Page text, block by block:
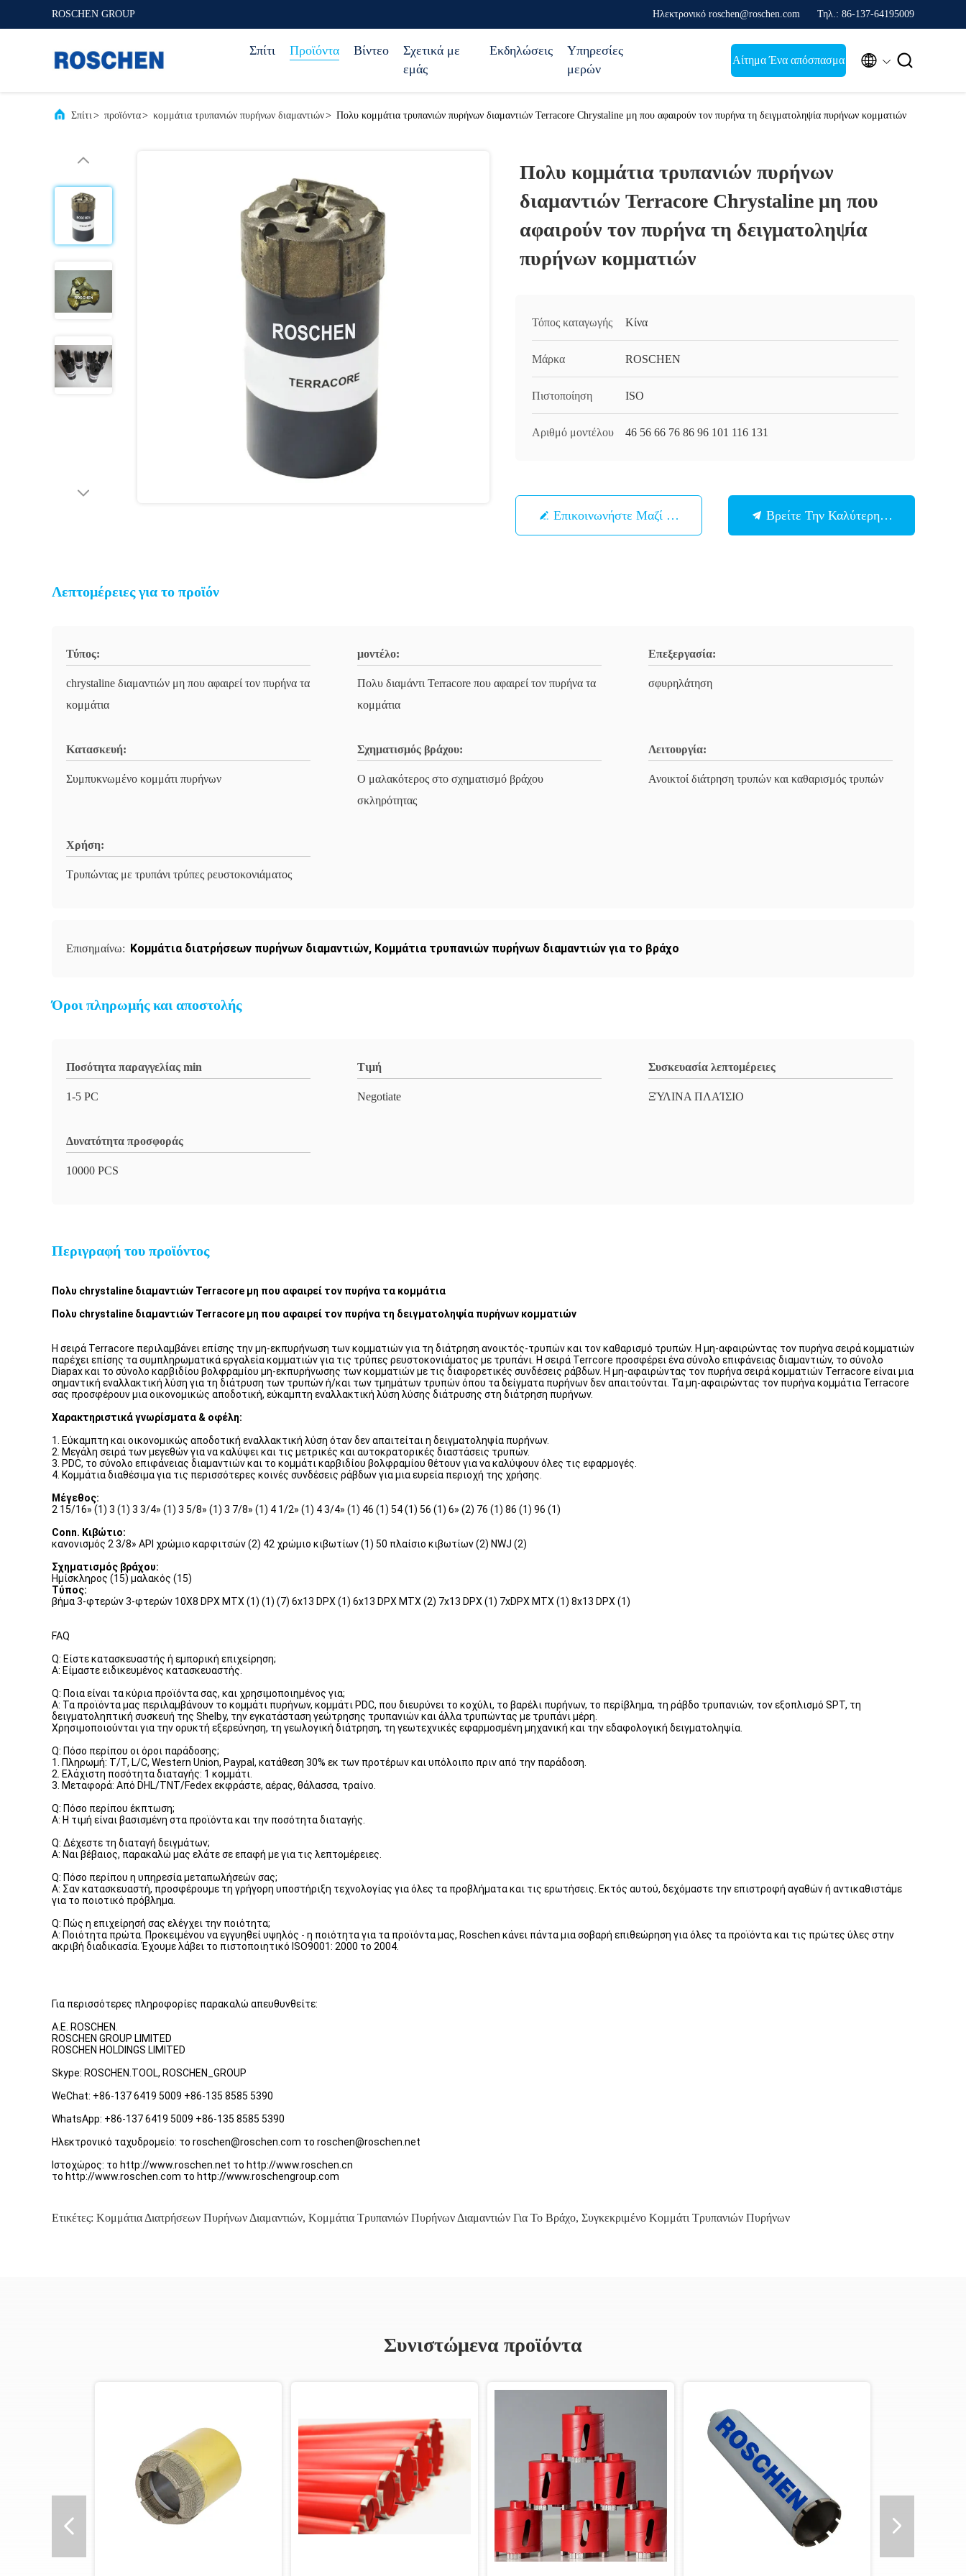
ROSCHEN GROUP Ηλεκτρονικό roschen@roschen.com Τηλ.: 86-137-64195009
Σπίτι Προϊόντα Βίντεο
Σχετικά με
εμάς
Εκδηλώσεις
Υπηρεσίες
μερών
Αίτημα Ένα απόσπασμα  
Σπίτι> προϊόντα> κομμάτια τρυπανιών πυρήνων διαμαντιών> Πολυ κομμάτια τρυπανιών πυρήνων διαμαντιών Terracore Chrystaline μη που αφαιρούν τον πυρήνα τη δειγματοληψία πυρήνων κομματιών
Πολυ κομμάτια τρυπανιών πυρήνων
διαμαντιών Terracore Chrystaline μη που
αφαιρούν τον πυρήνα τη δειγματοληψία
πυρήνων κομματιών
Τόπος καταγωγής Κίνα
Μάρκα ROSCHEN
Πιστοποίηση ISO
Αριθμό μοντέλου 46 56 66 76 86 96 101 116 131
Επικοινωνήστε Μαζί Μας Βρείτε Την Καλύτερη Τιμή
Λεπτομέρειες για το προϊόν
Τύπος:
chrystaline διαμαντιών μη που αφαιρεί τον πυρήνα τα
κομμάτια
μοντέλο:
Πολυ διαμάντι Terracore που αφαιρεί τον πυρήνα τα
κομμάτια
Επεξεργασία:
σφυρηλάτηση
Κατασκευή:
Συμπυκνωμένο κομμάτι πυρήνων
Σχηματισμός βράχου:
Ο μαλακότερος στο σχηματισμό βράχου
σκληρότητας
Λειτουργία:
Ανοικτοί διάτρηση τρυπών και καθαρισμός τρυπών
Χρήση:
Τρυπώντας με τρυπάνι τρύπες ρευστοκονιάματος
Επισημαίνω: Κομμάτια διατρήσεων πυρήνων διαμαντιών, Κομμάτια τρυπανιών πυρήνων διαμαντιών για το βράχο
Όροι πληρωμής και αποστολής
Ποσότητα παραγγελίας min
1-5 PC
Τιμή
Negotiate
Συσκευασία λεπτομέρειες
ΞΎΛΙΝΑ ΠΛΑΊΣΙΟ
Δυνατότητα προσφοράς
10000 PCS
Περιγραφή του προϊόντος
Πολυ chrystaline διαμαντιών Terracore μη που αφαιρεί τον πυρήνα τα κομμάτια
Πολυ chrystaline διαμαντιών Terracore μη που αφαιρεί τον πυρήνα τη δειγματοληψία πυρήνων κομματιών
Η σειρά Terracore περιλαμβάνει επίσης την μη-εκπυρήνωση των κομματιών για τη διάτρηση ανοικτός-τρυπών και τον καθαρισμό τρυπών. Η μη-αφαιρώντας τον πυρήνα σειρά κομματιών
παρέχει επίσης τα συμπληρωματικά εργαλεία κομματιών για τις τρύπες ρευστοκονιάματος με τρυπάνι. Η σειρά Terrcore προσφέρει ένα σύνολο επιφάνειας διαμαντιών, το σύνολο
Diapax και το σύνολο καρβιδίου βολφραμίου μη-εκπυρήνωσης των κομματιών με τις διαφορετικές συνδέσεις ράβδων. Η μη-αφαιρώντας τον πυρήνα σειρά κομματιών Terracore είναι μια
σημαντική εναλλακτική λύση για τη διάτρυση των τρυπών ή/και των τμημάτων τρυπών όπου τα δείγματα πυρήνων δεν απαιτούνται. Τα μη-αφαιρώντας τον πυρήνα κομμάτια Terracore
σας προσφέρουν μια οικονομικώς αποδοτική, εύκαμπτη εναλλακτική λύση λύσης διάτρυσης στη διάτρηση πυρήνων.
Χαρακτηριστικά γνωρίσματα & οφέλη:
1. Εύκαμπτη και οικονομικώς αποδοτική εναλλακτική λύση όταν δεν απαιτείται η δειγματοληψία πυρήνων.
2. Μεγάλη σειρά των μεγεθών για να καλύψει και τις μετρικές και αυτοκρατορικές διαστάσεις τρυπών.
3. PDC, το σύνολο επιφάνειας διαμαντιών και το κομμάτι καρβιδίου βολφραμίου θέτουν για να καλύψουν όλες τις εφαρμογές.
4. Κομμάτια διαθέσιμα για τις περισσότερες κοινές συνδέσεις ράβδων για μια ευρεία περιοχή της χρήσης.
Μέγεθος:
2 15/16» (1) 3 (1) 3 3/4» (1) 3 5/8» (1) 3 7/8» (1) 4 1/2» (1) 4 3/4» (1) 46 (1) 54 (1) 56 (1) 6» (2) 76 (1) 86 (1) 96 (1)
Conn. Κιβώτιο:
κανονισμός 2 3/8» API χρώμιο καρφιτσών (2) 42 χρώμιο κιβωτίων (1) 50 πλαίσιο κιβωτίων (2) NWJ (2)
Σχηματισμός βράχου:
Ημίσκληρος (15) μαλακός (15)
Τύπος:
βήμα 3-φτερών 3-φτερών 10X8 DPX MTX (1) (1) (7) 6x13 DPX (1) 6x13 DPX MTX (2) 7x13 DPX (1) 7xDPX MTX (1) 8x13 DPX (1)
FAQ
Q: Είστε κατασκευαστής ή εμπορική επιχείρηση;
Α: Είμαστε ειδικευμένος κατασκευαστής.
Q: Ποια είναι τα κύρια προϊόντα σας, και χρησιμοποιημένος για;
Α: Τα προϊόντα μας περιλαμβάνουν το κομμάτι πυρήνων, κομμάτι PDC, που διευρύνει το κοχύλι, το βαρέλι πυρήνων, το περίβλημα, τη ράβδο τρυπανιών, τον εξοπλισμό SPT, τη
δειγματοληπτική συσκευή της Shelby, την εγκατάσταση γεώτρησης τρυπανιών και άλλα τρυπώντας με τρυπάνι μέρη.
Χρησιμοποιούνται για την ορυκτή εξερεύνηση, τη γεωλογική διάτρηση, τη γεωτεχνικές εφαρμοσμένη μηχανική και την εδαφολογική δειγματοληψία.
Q: Πόσο περίπου οι όροι παράδοσης;
1. Πληρωμή: T/T, L/C, Western Union, Paypal, κατάθεση 30% εκ των προτέρων και υπόλοιπο πριν από την παράδοση.
2. Ελάχιστη ποσότητα διαταγής: 1 κομμάτι.
3. Μεταφορά: Από DHL/TNT/Fedex εκφράστε, αέρας, θάλασσα, τραίνο.
Q: Πόσο περίπου έκπτωση;
Α: Η τιμή είναι βασισμένη στα προϊόντα και την ποσότητα διαταγής.
Q: Δέχεστε τη διαταγή δειγμάτων;
Α: Ναι βέβαιος, παρακαλώ μας ελάτε σε επαφή με για τις λεπτομέρειες.
Q: Πόσο περίπου η υπηρεσία μεταπωλήσεών σας;
Α: Σαν κατασκευαστή, προσφέρουμε τη γρήγορη υποστήριξη τεχνολογίας για όλες τα προβλήματα και τις ερωτήσεις. Εκτός αυτού, δεχόμαστε την επιστροφή αγαθών ή αντικαθιστάμε
για το ποιοτικό πρόβλημα.
Q: Πώς η επιχείρησή σας ελέγχει την ποιότητα;
Α: Ποιότητα πρώτα. Προκειμένου να εγγυηθεί υψηλός - η ποιότητα για τα προϊόντα μας, Roschen κάνει πάντα μια σοβαρή επιθεώρηση για όλες τα προϊόντα και τις πρώτες ύλες στην
ακριβή διαδικασία. Έχουμε λάβει το πιστοποιητικό ISO9001: 2000 το 2004.
Για περισσότερες πληροφορίες παρακαλώ απευθυνθείτε:
Α.Ε. ROSCHEN.
ROSCHEN GROUP LIMITED
ROSCHEN HOLDINGS LIMITED
Skype: ROSCHEN.TOOL, ROSCHEN_GROUP
WeChat: +86-137 6419 5009 +86-135 8585 5390
WhatsApp: +86-137 6419 5009 +86-135 8585 5390
Ηλεκτρονικό ταχυδρομείο: το roschen@roschen.com το roschen@roschen.net
Ιστοχώρος: το http://www.roschen.net το http://www.roschen.cn
το http://www.roschen.com το http://www.roschengroup.com
Ετικέτες: Κομμάτια Διατρήσεων Πυρήνων Διαμαντιών, Κομμάτια Τρυπανιών Πυρήνων Διαμαντιών Για Το Βράχο, Συγκεκριμένο Κομμάτι Τρυπανιών Πυρήνων
Συνιστώμενα προϊόντα